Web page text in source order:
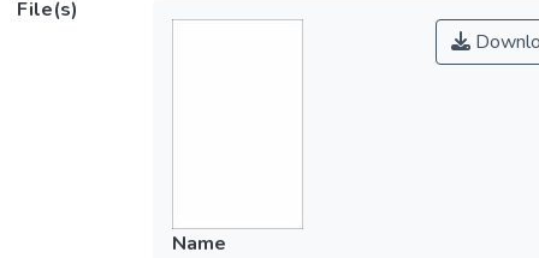
File(s)
Name